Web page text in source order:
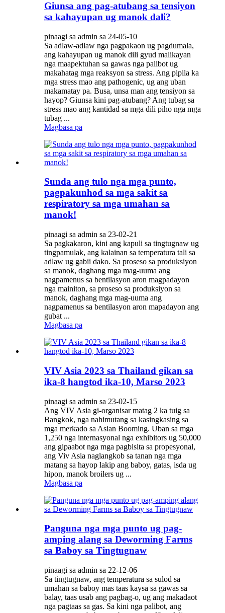
Giunsa ang pag-atubang sa tensiyon
sa kahayupan ug manok dali?
pinaagi sa admin sa 24-05-10
Sa adlaw-adlaw nga pagpakaon ug pagdumala,
ang kahayupan ug manok dili gyud malikayan
nga maapektuhan sa gawas nga palibot ug
makahatag mga reaksyon sa stress. Ang pipila ka
mga stress mao ang pathogenic, ug ang uban
makamatay pa. Busa, unsa man ang tensiyon sa
hayop? Giunsa kini pag-atubang? Ang tubag sa
stress mao ang kantidad sa mga dili piho nga mga
tubag ...
Magbasa pa
Sunda ang tulo nga mga punto,
pagpakunhod sa mga sakit sa
respiratory sa mga umahan sa
manok!
pinaagi sa admin sa 23-02-21
Sa pagkakaron, kini ang kapuli sa tingtugnaw ug
tingpamulak, ang kalainan sa temperatura tali sa
adlaw ug gabii dako. Sa proseso sa produksiyon
sa manok, daghang mga mag-uuma ang
nagpamenus sa bentilasyon aron magpadayon
nga mainiton, sa proseso sa produksiyon sa
manok, daghang mga mag-uuma ang
nagpamenus sa bentilasyon aron mapadayon ang
gubat ...
Magbasa pa
VIV Asia 2023 sa Thailand gikan sa
ika-8 hangtod ika-10, Marso 2023
pinaagi sa admin sa 23-02-15
Ang VIV Asia gi-organisar matag 2 ka tuig sa
Bangkok, nga nahimutang sa kasingkasing sa
mga merkado sa Asian Booming. Uban sa mga
1,250 nga internasyonal nga exhibitors ug 50,000
ang gipaabot nga mga pagbisita sa propesyonal,
ang Viv Asia naglangkob sa tanan nga mga
matang sa hayop lakip ang baboy, gatas, isda ug
hipon, manok broilers ug ...
Magbasa pa
Panguna nga mga punto ug pag-
amping alang sa Deworming Farms
sa Baboy sa Tingtugnaw
pinaagi sa admin sa 22-12-06
Sa tingtugnaw, ang temperatura sa sulod sa
umahan sa baboy mas taas kaysa sa gawas sa
balay, taas usab ang pagbag-o, ug ang makadaot
nga pagtaas sa gas. Sa kini nga palibot, ang